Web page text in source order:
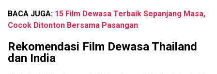
BACA JUGA: 15 Film Dewasa Terbaik Sepanjang Masa,
Cocok Ditonton Bersama Pasangan
Rekomendasi Film Dewasa Thailand
dan India